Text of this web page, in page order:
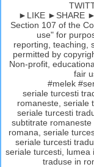
►LIKE ►SHARE
Section 107 of the
use" for
reporting, teaching,
permitted by
Non-profit,
fair
#melek
seriale turcesti
romaneste, seriale
seriale turcesti
subtitrate
romana, seriale
seriale turcesti
seriale turcesti, lumea
traduse in